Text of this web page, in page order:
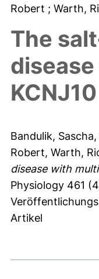
Robert ; Warth,
The
Bandulik, Sascha,
Robert, Warth,
disease with
Physiology 461
Artikel